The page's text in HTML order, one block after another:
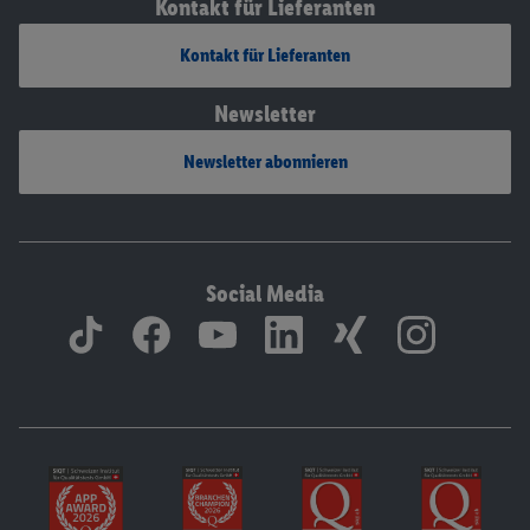
Kontakt für Lieferanten
Kontakt für Lieferanten
Newsletter
Newsletter abonnieren
Social Media